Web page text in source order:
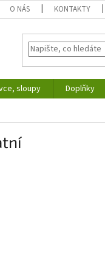
O NÁS KONTAKTY
sloupy Doplňky